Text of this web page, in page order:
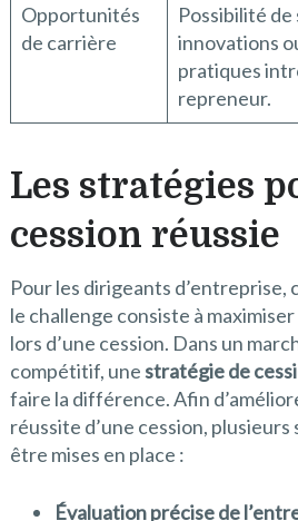
Opportunités
de carrière
Possibilité de
innovations
pratiques
repreneur.
Les stratégies
cession réussie
Pour les dirigeants d’entreprise,
le challenge consiste à
lors d’une cession. Dans un
compétitif, unestratégie de
faire la différence. Afin
réussite d’une cession,
être mises en place :
Évaluation précise de